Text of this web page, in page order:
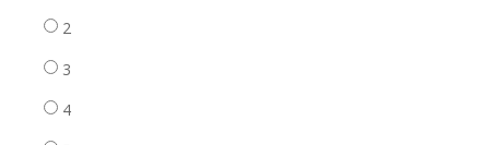
2
3
4